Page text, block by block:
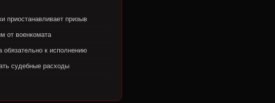
приостанавливает призыв
от военкомата
обязательно к исполнению
судебные расходы